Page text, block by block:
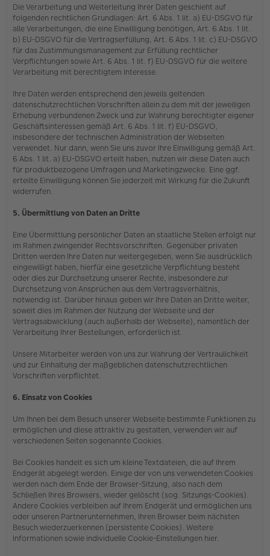
Die Verarbeitung und Weiterleitung Ihrer Daten geschieht auf
folgenden rechtlichen Grundlagen: Art. 6 Abs. 1 lit. a) EU-DSGVO für
alle Verarbeitungen, die eine Einwilligung benötigen, Art. 6 Abs. 1 lit.
b) EU-DSGVO für die Vertragserfüllung, Art. 6 Abs. 1 lit. c) EU-DSGVO
für das Zustimmungsmanagement zur Erfüllung rechtlicher
Verpflichtungen sowie Art. 6 Abs. 1 lit. f) EU-DSGVO für die weitere
Verarbeitung mit berechtigtem Interesse.
Ihre Daten werden entsprechend den jeweils geltenden
datenschutzrechtlichen Vorschriften allein zu dem mit der jeweiligen
Erhebung verbundenen Zweck und zur Wahrung berechtigter eigener
Geschäftsinteressen gemäß Art. 6 Abs. 1 lit. f) EU-DSGVO,
insbesondere der technischen Administration der Webseiten
verwendet. Nur dann, wenn Sie uns zuvor Ihre Einwilligung gemäß Art.
6 Abs. 1 lit. a) EU-DSGVO erteilt haben, nutzen wir diese Daten auch
für produktbezogene Umfragen und Marketingzwecke. Eine ggf.
erteilte Einwilligung können Sie jederzeit mit Wirkung für die Zukunft
widerrufen.
5. Übermittlung von Daten an Dritte
Eine Übermittlung persönlicher Daten an staatliche Stellen erfolgt nur
im Rahmen zwingender Rechtsvorschriften. Gegenüber privaten
Dritten werden Ihre Daten nur weitergegeben, wenn Sie ausdrücklich
eingewilligt haben, hierfür eine gesetzliche Verpflichtung besteht
oder dies zur Durchsetzung unserer Rechte, insbesondere zur
Durchsetzung von Ansprüchen aus dem Vertragsverhältnis,
notwendig ist. Darüber hinaus geben wir Ihre Daten an Dritte weiter,
soweit dies im Rahmen der Nutzung der Webseite und der
Vertragsabwicklung (auch außerhalb der Webseite), namentlich der
Verarbeitung Ihrer Bestellungen, erforderlich ist.
Unsere Mitarbeiter werden von uns zur Wahrung der Vertraulichkeit
und zur Einhaltung der maßgeblichen datenschutzrechtlichen
Vorschriften verpflichtet.
6. Einsatz von Cookies
Um Ihnen bei dem Besuch unserer Webseite bestimmte Funktionen zu
ermöglichen und diese attraktiv zu gestalten, verwenden wir auf
verschiedenen Seiten sogenannte Cookies.
Bei Cookies handelt es sich um kleine Textdateien, die auf Ihrem
Endgerät abgelegt werden. Einige der von uns verwendeten Cookies
werden nach dem Ende der Browser-Sitzung, also nach dem
Schließen Ihres Browsers, wieder gelöscht (sog. Sitzungs-Cookies).
Andere Cookies verbleiben auf Ihrem Endgerät und ermöglichen uns
oder unseren Partnerunternehmen, Ihren Browser beim nächsten
Besuch wiederzuerkennen (persistente Cookies). Weitere
Informationen sowie individuelle Cookie-Einstellungen hier.